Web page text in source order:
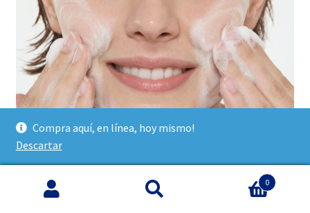
Compra aquí, en línea, hoy mismo!
Descartar
0